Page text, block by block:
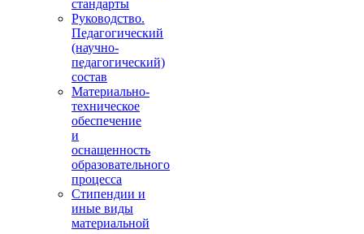
стандарты
Руководство.
Педагогический
(научно-
педагогический)
состав
Материально-
техническое
обеспечение
и
оснащенность
образовательного
процесса
Стипендии и
иные виды
материальной